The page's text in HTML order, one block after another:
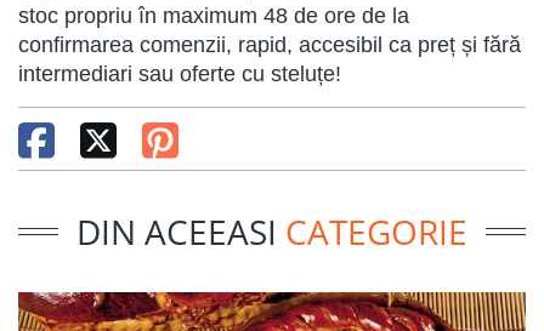
stoc propriu în maximum 48 de ore de la
confirmarea comenzii, rapid, accesibil ca preț și fără
intermediari sau oferte cu steluțe!
DIN ACEEASI CATEGORIE